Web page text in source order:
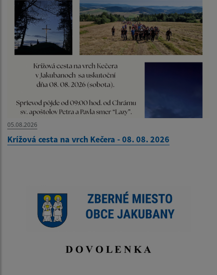
05.08.2026
Krížová cesta na vrch Kečera - 08. 08. 2026